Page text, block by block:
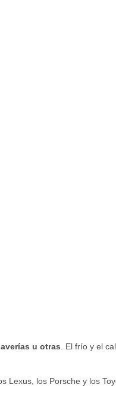
u otras. El frío y el
Lexus, los Porsche y los